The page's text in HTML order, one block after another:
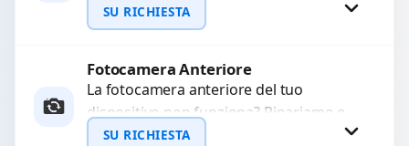
Interveniamo per risolvere guasti come
immagini sfocate, messa a fuoco non
SU RICHIESTA
Richiedi Preventivo
WhatsApp
Fotocamera Anteriore
La fotocamera anteriore del tuo
dispositivo non funziona? Ripariamo o
sostituiamo fotocamere guaste con
SU RICHIESTA